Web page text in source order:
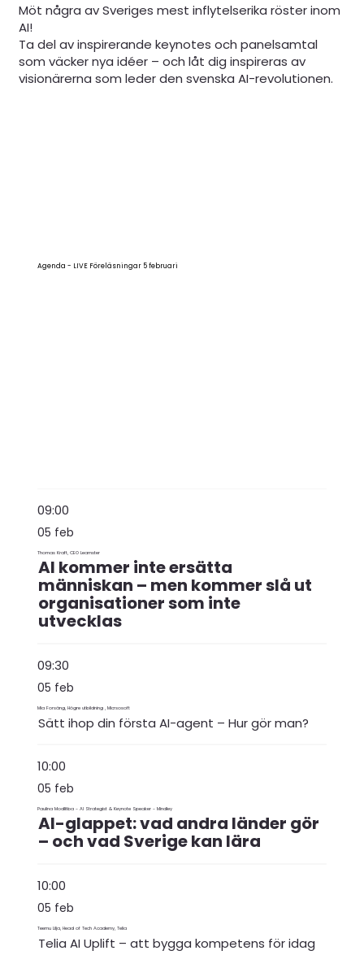
Möt några av Sveriges mest inflytelserika röster inom
AI!
Ta del av inspirerande keynotes och panelsamtal
som väcker nya idéer – och låt dig inspireras av
visionärerna som leder den svenska AI-revolutionen.
Agenda - LIVE Föreläsningar 5 februari
09:00
05 feb
Thomas Kraft, CEO Learnster
AI kommer inte ersätta
människan – men kommer slå ut
organisationer som inte
utvecklas
09:30
05 feb
Mia Forsäng, Högre utbildning , Micrsosoft
Sätt ihop din första AI-agent – Hur gör man?
10:00
05 feb
Paulina Modlitba - AI Strategist & Keynote Speaker - Mindley
AI-glappet: vad andra länder gör
– och vad Sverige kan lära
10:00
05 feb
Teemu Lilja, Head of Tech Academy, Telia
Telia AI Uplift – att bygga kompetens för idag